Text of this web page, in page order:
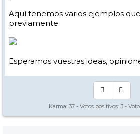
Aquí tenemos varios ejemplos
previamente:
Esperamos vuestras ideas,
Karma: 37 - Votos positivos: 3 -